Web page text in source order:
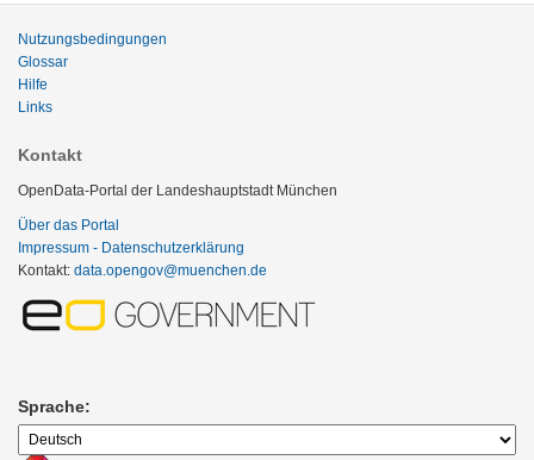
Nutzungsbedingungen
Glossar
Hilfe
Links
Kontakt
OpenData-Portal der Landeshauptstadt München
Über das Portal
Impressum - Datenschutzerklärung
Kontakt: data.opengov@muenchen.de
Sprache